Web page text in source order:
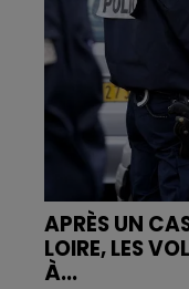
APRÈS UN
LOIRE, LES
À...